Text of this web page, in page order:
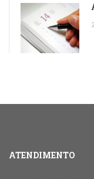
ATENDIMENTO